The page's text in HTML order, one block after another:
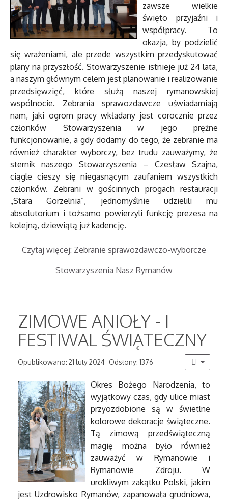
zawsze wielkie
święto przyjaźni i
współpracy. To
okazja, by podzielić
się wrażeniami, ale przede wszystkim przedyskutować
plany na przyszłość. Stowarzyszenie istnieje już 24 lata,
a naszym głównym celem jest planowanie i realizowanie
przedsięwzięć, które służą naszej rymanowskiej
wspólnocie. Zebrania sprawozdawcze uświadamiają
nam, jaki ogrom pracy wkładany jest corocznie przez
członków Stowarzyszenia w jego prężne
funkcjonowanie, a gdy dodamy do tego, że zebranie ma
również charakter wyborczy, bez trudu zauważymy, że
sternik naszego Stowarzyszenia – Czesław Szajna,
ciągle cieszy się niegasnącym zaufaniem wszystkich
członków. Zebrani w gościnnych progach restauracji
„Stara Gorzelnia”, jednomyślnie udzielili mu
absolutorium i tożsamo powierzyli funkcję prezesa na
kolejną, dziewiątą już kadencję.
Czytaj więcej: Zebranie sprawozdawczo-wyborcze
Stowarzyszenia Nasz Rymanów
ZIMOWE ANIOŁY - I
FESTIWAL ŚWIĄTECZNY
Opublikowano: 21 luty 2024 Odsłony: 1376
Okres Bożego Narodzenia, to
wyjątkowy czas, gdy ulice miast
przyozdobione są w świetlne
kolorowe dekoracje świąteczne.
Tą zimową przedświąteczną
magię można było również
zauważyć w Rymanowie i
Rymanowie Zdroju. W
urokliwym zakątku Polski, jakim
jest Uzdrowisko Rymanów, zapanowała grudniowa,